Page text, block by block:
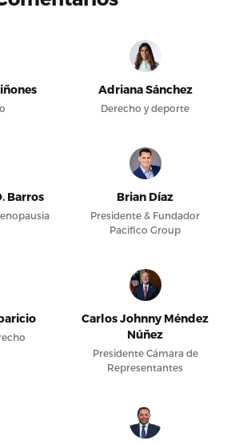
Adriana Sánchez
Derecho y deporte
Barros Brian Díaz
Presidente & Fundador
Pacifico Group
Carlos Johnny Méndez
Núñez
Presidente Cámara de
Representantes